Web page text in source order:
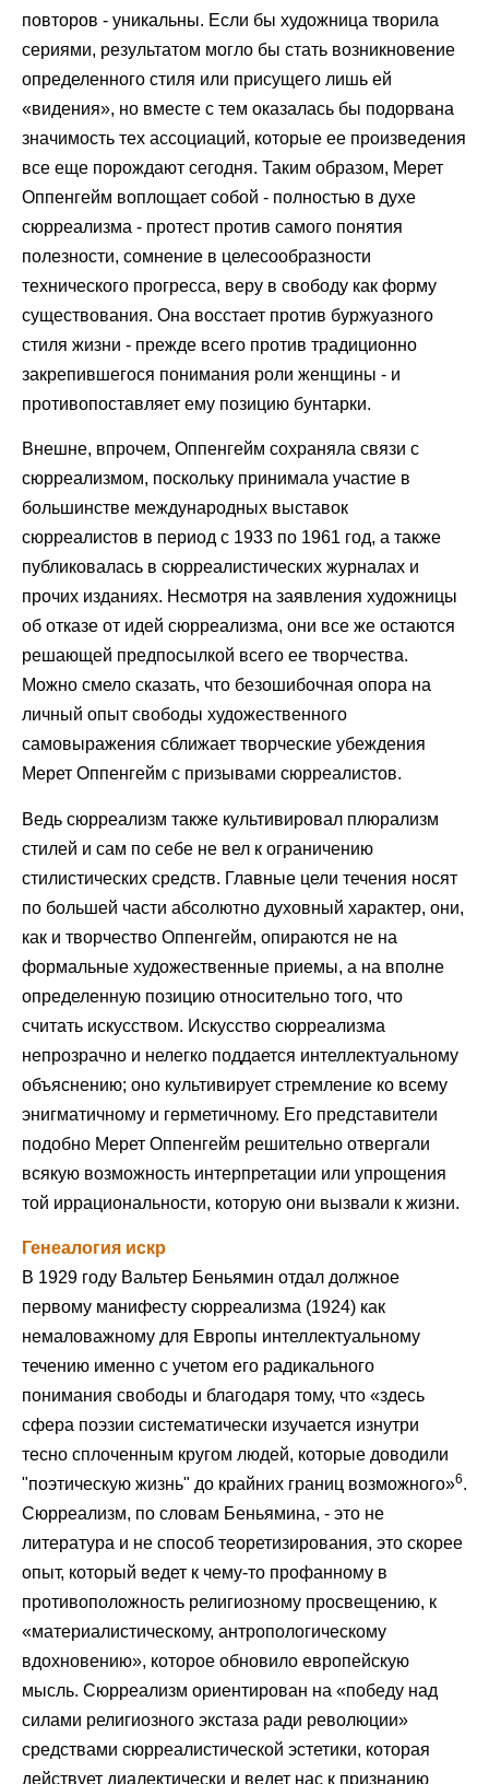
повторов - уникальны. Если бы художница творила
сериями, результатом могло бы стать возникновение
определенного стиля или присущего лишь ей
«видения», но вместе с тем оказалась бы подорвана
значимость тех ассоциаций, которые ее произведения
все еще порождают сегодня. Таким образом, Мерет
Оппенгейм воплощает собой - полностью в духе
сюрреализма - протест против самого понятия
полезности, сомнение в целесообразности
технического прогресса, веру в свободу как форму
существования. Она восстает против буржуазного
стиля жизни - прежде всего против традиционно
закрепившегося понимания роли женщины - и
противопоставляет ему позицию бунтарки.
Внешне, впрочем, Оппенгейм сохраняла связи с
сюрреализмом, поскольку принимала участие в
большинстве международных выставок
сюрреалистов в период с 1933 по 1961 год, а также
публиковалась в сюрреалистических журналах и
прочих изданиях. Несмотря на заявления художницы
об отказе от идей сюрреализма, они все же остаются
решающей предпосылкой всего ее творчества.
Можно смело сказать, что безошибочная опора на
личный опыт свободы художественного
самовыражения сближает творческие убеждения
Мерет Оппенгейм с призывами сюрреалистов.
Ведь сюрреализм также культивировал плюрализм
стилей и сам по себе не вел к ограничению
стилистических средств. Главные цели течения носят
по большей части абсолютно духовный характер, они,
как и творчество Оппенгейм, опираются не на
формальные художественные приемы, а на вполне
определенную позицию относительно того, что
считать искусством. Искусство сюрреализма
непрозрачно и нелегко поддается интеллектуальному
объяснению; оно культивирует стремление ко всему
энигматичному и герметичному. Его представители
подобно Мерет Оппенгейм решительно отвергали
всякую возможность интерпретации или упрощения
той иррациональности, которую они вызвали к жизни.
Генеалогия искр
В 1929 году Вальтер Беньямин отдал должное
первому манифесту сюрреализма (1924) как
немаловажному для Европы интеллектуальному
течению именно с учетом его радикального
понимания свободы и благодаря тому, что «здесь
сфера поэзии систематически изучается изнутри
тесно сплоченным кругом людей, которые доводили
"поэтическую жизнь" до крайних границ возможного»6.
Сюрреализм, по словам Беньямина, - это не
литература и не способ теоретизирования, это скорее
опыт, который ведет к чему-то профанному в
противоположность религиозному просвещению, к
«материалистическому, антропологическому
вдохновению», которое обновило европейскую
мысль. Сюрреализм ориентирован на «победу над
силами религиозного экстаза ради революции»
средствами сюрреалистической эстетики, которая
действует диалектически и ведет нас к признанию